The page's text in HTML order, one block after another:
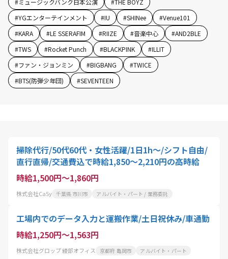
#ミュージックバンク日本公演 #THE BOYZ
#YGエンターテインメント #IU #SHINee #Venue101
#KARA #LE SSERAFIM #RIIZE #音楽中心 #AND2BLE
#TWS #Rocket Punch #BLACKPINK #ILLIT
#ファン・ジョンミン #BIGBANG #TWICE
#BTS(防弾少年団) #SEVENTEEN
掃除代行/50代60代・女性活躍/1日1h～/シフト自由/
直行直帰/交通費込で時給1,850～2,210円の高時給
時給1,500円～1,860円
株式会社CaSy 千葉県 市川市 アルバイト・パート / 業務委託
工場内でのデータ入力と運搬作業/土日祝休み/車通勤
時給1,250円～1,563円
株式会社グロップ 綾部オフィス 京都府 亀岡市 アルバイト・パート